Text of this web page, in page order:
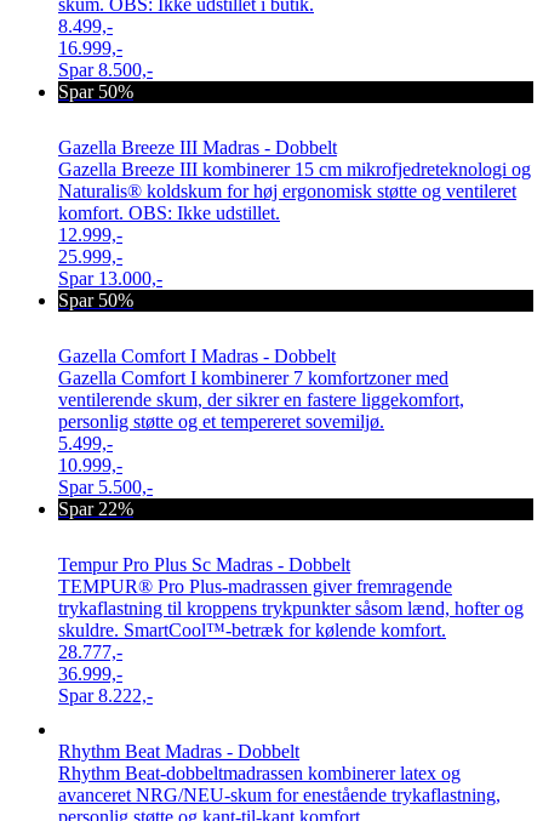
8.499,-
16.999,-
Spar8.500,-
Spar 50%
Gazella Breeze III Madras - Dobbelt
Gazella Breeze III kombinerer 15 cm mikrofjedreteknologi og
Naturalis® koldskum for høj ergonomisk støtte og ventileret
komfort. OBS: Ikke udstillet.
12.999,-
25.999,-
Spar 13.000,-
Spar 50%
Gazella Comfort I Madras - Dobbelt
Gazella Comfort I kombinerer 7 komfortzoner med
ventilerende skum, der sikrer en fastere liggekomfort,
personlig støtte og et tempereret sovemiljø.
5.499,-
10.999,-
Spar 5.500,-
Spar 22%
Tempur Pro Plus Sc Madras - Dobbelt
TEMPUR® Pro Plus-madrassen giver fremragende
trykaflastning til kroppens trykpunkter såsom lænd, hofter og
skuldre. SmartCool™-betræk for kølende komfort.
28.777,-
36.999,-
Spar8.222,-
Rhythm Beat Madras - Dobbelt
Rhythm Beat-dobbeltmadrassen kombinerer latex og
avanceret NRG/NEU-skum for enestående trykaflastning,
personlig støtte og kant-til-kant komfort.